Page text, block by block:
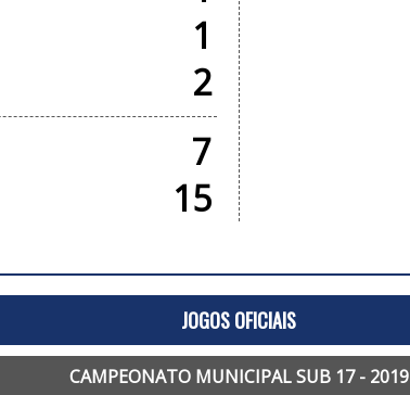
1
2
7
15
JOGOS OFICIAIS
CAMPEONATO MUNICIPAL SUB 17 - 2019